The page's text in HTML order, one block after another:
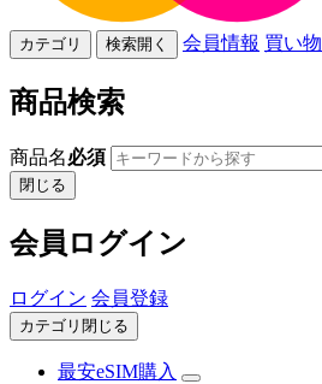
カテゴリ 検索開く 会員情報 買い
商品検索
商品名必須
閉じる
会員ログイン
ログイン 会員登録
カテゴリ閉じる
最安eSIM購入